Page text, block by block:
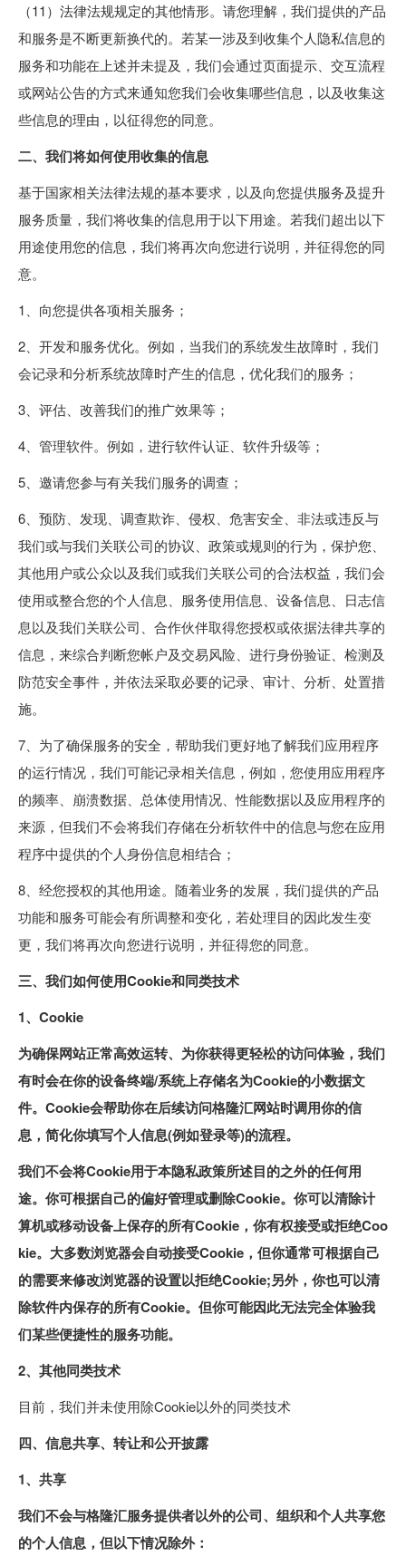
（11）法律法规规定的其他情形。请您理解，我们提供的产品
和服务是不断更新换代的。若某一涉及到收集个人隐私信息的
服务和功能在上述并未提及，我们会通过页面提示、交互流程
或网站公告的方式来通知您我们会收集哪些信息，以及收集这
些信息的理由，以征得您的同意。
二、我们将如何使用收集的信息
基于国家相关法律法规的基本要求，以及向您提供服务及提升
服务质量，我们将收集的信息用于以下用途。若我们超出以下
用途使用您的信息，我们将再次向您进行说明，并征得您的同
意。
1、向您提供各项相关服务；
2、开发和服务优化。例如，当我们的系统发生故障时，我们
会记录和分析系统故障时产生的信息，优化我们的服务；
3、评估、改善我们的推广效果等；
4、管理软件。例如，进行软件认证、软件升级等；
5、邀请您参与有关我们服务的调查；
6、预防、发现、调查欺诈、侵权、危害安全、非法或违反与
我们或与我们关联公司的协议、政策或规则的行为，保护您、
其他用户或公众以及我们或我们关联公司的合法权益，我们会
使用或整合您的个人信息、服务使用信息、设备信息、日志信
息以及我们关联公司、合作伙伴取得您授权或依据法律共享的
信息，来综合判断您帐户及交易风险、进行身份验证、检测及
防范安全事件，并依法采取必要的记录、审计、分析、处置措
施。
7、为了确保服务的安全，帮助我们更好地了解我们应用程序
的运行情况，我们可能记录相关信息，例如，您使用应用程序
的频率、崩溃数据、总体使用情况、性能数据以及应用程序的
来源，但我们不会将我们存储在分析软件中的信息与您在应用
程序中提供的个人身份信息相结合；
8、经您授权的其他用途。随着业务的发展，我们提供的产品
功能和服务可能会有所调整和变化，若处理目的因此发生变
更，我们将再次向您进行说明，并征得您的同意。
三、我们如何使用Cookie和同类技术
1、Cookie
为确保网站正常高效运转、为你获得更轻松的访问体验，我们
有时会在你的设备终端/系统上存储名为Cookie的小数据文
件。Cookie会帮助你在后续访问格隆汇网站时调用你的信
息，简化你填写个人信息(例如登录等)的流程。
我们不会将Cookie用于本隐私政策所述目的之外的任何用
途。你可根据自己的偏好管理或删除Cookie。你可以清除计
算机或移动设备上保存的所有Cookie，你有权接受或拒绝Coo
kie。大多数浏览器会自动接受Cookie，但你通常可根据自己
的需要来修改浏览器的设置以拒绝Cookie;另外，你也可以清
除软件内保存的所有Cookie。但你可能因此无法完全体验我
们某些便捷性的服务功能。
2、其他同类技术
目前，我们并未使用除Cookie以外的同类技术
四、信息共享、转让和公开披露
1、共享
我们不会与格隆汇服务提供者以外的公司、组织和个人共享您
的个人信息，但以下情况除外：